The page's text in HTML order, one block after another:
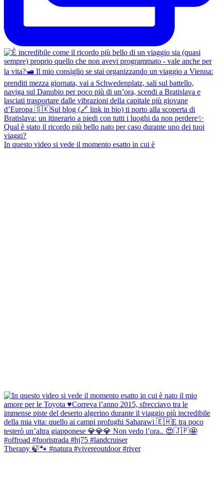
In questo video si vede il momento esatto in cui è
Therapy 🍃🐾 #natura #vivereoutdoor #river